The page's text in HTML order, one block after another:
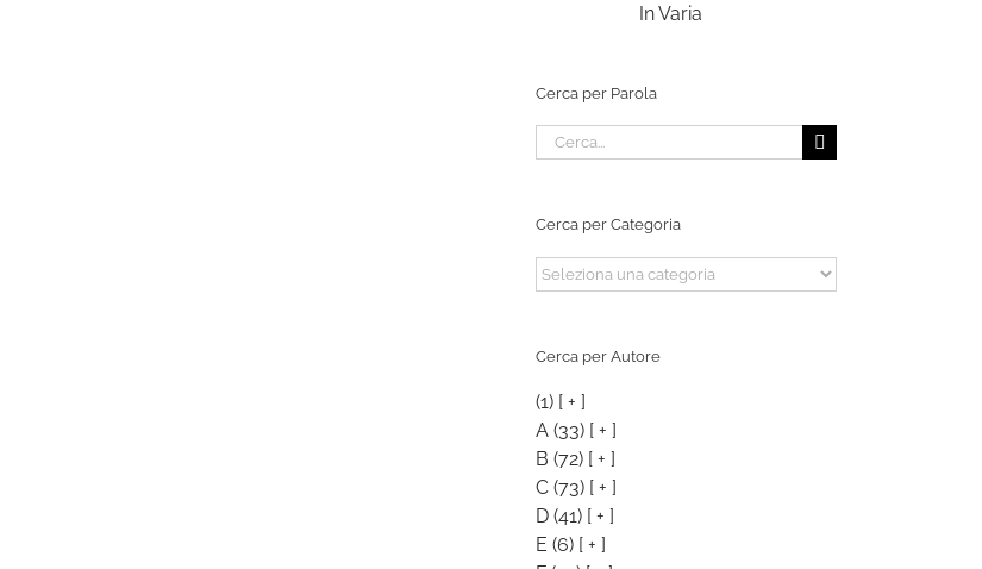
In Varia
Cerca per Parola
Cerca
per:
Cerca per Categoria
Cerca
per
Cerca per Autore
(1) [ + ]
A (33) [ + ]
B (72) [ + ]
C (73) [ + ]
D (41) [ + ]
E (6) [ + ]